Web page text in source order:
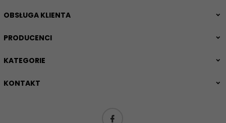
OBSŁUGA KLIENTA
PRODUCENCI
KATEGORIE
KONTAKT